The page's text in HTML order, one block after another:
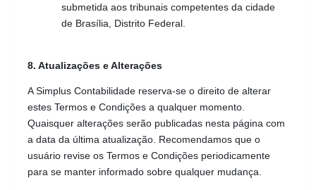
submetida aos tribunais competentes da cidade
de Brasília, Distrito Federal.
8. Atualizações e Alterações
A Simplus Contabilidade reserva-se o direito de alterar
estes Termos e Condições a qualquer momento.
Quaisquer alterações serão publicadas nesta página com
a data da última atualização. Recomendamos que o
usuário revise os Termos e Condições periodicamente
para se manter informado sobre qualquer mudança.